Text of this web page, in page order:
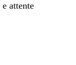
attente